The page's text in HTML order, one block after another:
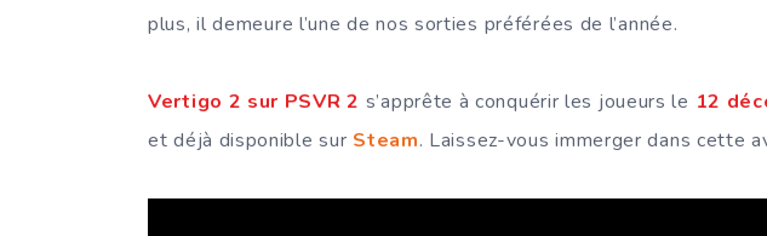
plus, il demeure l’une de nos sorties préférées de l’année.
Vertigo 2 sur PSVR 2 s’apprête à conquérir les joueurs le 12
et déjà disponible sur Steam. Laissez-vous immerger dans cette